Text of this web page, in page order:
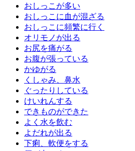
おしっこが多い
おしっこに血が混ざる
おしっこに頻繁に行く
オリモノが出る
お尻を痛がる
お腹が張っている
かゆがる
くしゃみ、鼻水
ぐったりしている
けいれんする
できものができた
よく水を飲む
よだれが出る
下痢、軟便をする